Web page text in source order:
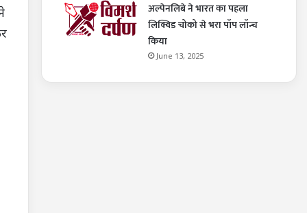
अल्पेनलिबे ने भारत का पहला
लिक्विड चोको से भरा पॉप लॉन्च
किया
June 13, 2025